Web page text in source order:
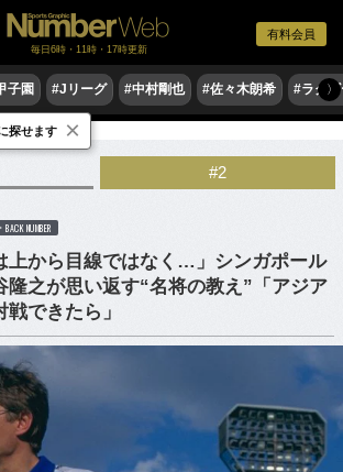
有料会員
毎日6時・11時・17時更新
子園 #Jリーグ #中村剛也 #佐々木朗希 #ラグ〉
ー
#2
BACK NUMBER
上から目線ではなく…」シンガポール
隆之が思い返す“名将の教え”「アジア
できたら」
探せます ×